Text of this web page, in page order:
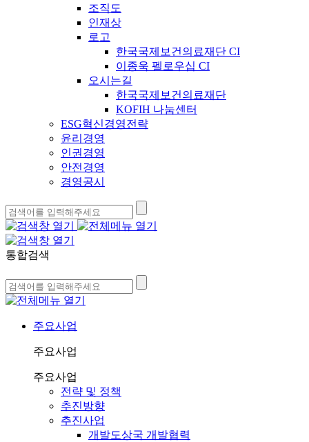
조직도
인재상
로고
한국국제보건의료재단 CI
이종욱 펠로우십 CI
오시는길
한국국제보건의료재단
KOFIH 나눔센터
ESG혁신경영전략
윤리경영
인권경영
안전경영
경영공시
통합검색
주요사업
주요사업
주요사업
전략 및 정책
추진방향
추진사업
개발도상국 개발협력